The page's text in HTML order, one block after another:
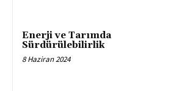
Enerji ve Tarımda
Sürdürülebilirlik
8 Haziran 2024